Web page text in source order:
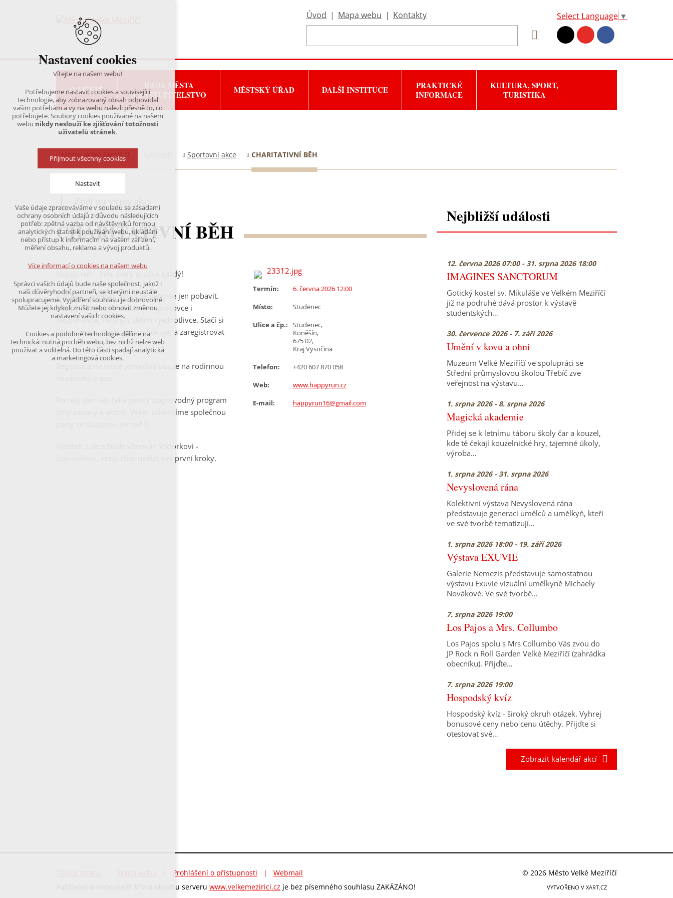
Úvod | Mapa webu | Kontakty Select Language ▼
O MĚSTĚ
RADA MĚSTA
A ZASTUPITELSTVO
MĚSTSKÝ ÚŘAD DALŠÍ INSTITUCE
PRAKTICKÉ
INFORMACE
KULTURA, SPORT,
TURISTIKA
Město Velké Meziříčí Sportovní akce CHARITATIVNÍ BĚH
CHARITATIVNÍ BĚH
Happy run - běh, který si užije každý!
Přijďte si zaběhat, projít se nebo se jen pobavit.
Happy Run je pro všechny – sportovce i
nesportovce, rodiny s dětmi i jednotlivce. Stačí si
vybrat trasu, která vám vyhovuje, a zaregistrovat
se.
Registrace na místě je možná pouze na rodinnou
Po celý den vás čeká pestrý doprovodný program
plný zábavy a aktivit. Večer zakončíme společnou
Výtěžek z akce bude věnován Viktorkovi -
bojovníkovi, který chce udělat své první kroky.
Termín:
6. června 2026 12:00
Místo:
Studenec
Ulice a čp.:
Studenec,
Koněšín,
675 02,
Kraj Vysočina
Telefon:
+420 607 870 058
Web:
www.happyrun.cz
E-mail:
happyrun16@gmail.com
Nejbližší události
12. června 2026 07:00 - 31. srpna 2026 18:00
IMAGINES SANCTORUM
Gotický kostel sv. Mikuláše ve Velkém Meziříčí
již na podruhé dává prostor k výstavě
studentských…
30. července 2026 - 7. září 2026
Umění v kovu a ohni
Muzeum Velké Meziříčí ve spolupráci se
Střední průmyslovou školou Třebíč zve
veřejnost na výstavu…
1. srpna 2026 - 8. srpna 2026
Magická akademie
Přidej se k letnímu táboru školy čar a kouzel,
kde tě čekají kouzelnické hry, tajemné úkoly,
výroba…
1. srpna 2026 - 31. srpna 2026
Nevyslovená rána
Kolektivní výstava Nevyslovená rána
představuje generaci umělců a umělkyň, kteří
ve své tvorbě tematizují…
1. srpna 2026 18:00 - 19. září 2026
Výstava EXUVIE
Galerie Nemezis představuje samostatnou
výstavu Exuvie vizuální umělkyně Michaely
Novákové. Ve své tvorbě…
7. srpna 2026 19:00
Los Pajos a Mrs. Collumbo
Los Pajos spolu s Mrs Collumbo Vás zvou do
JP Rock n Roll Garden Velké Meziříčí (zahrádka
obecníku). Přijďte…
7. srpna 2026 19:00
Hospodský kvíz
Hospodský kvíz - široký okruh otázek. Vyhrej
bonusové ceny nebo cenu útěchy. Přijďte si
otestovat své…
Zobrazit kalendář akcí
Prohlášení o přístupnosti | Webmail
Publikování nebo další šíření obsahu serveru www.velkemezirici.cz je bez písemného souhlasu ZAKÁZÁNO!
© 2026 Město Velké Meziříčí
VYTVOŘENO V XART.CZ
Nastavení cookies
Vítejte na našem webu!
Potřebujeme nastavit cookies a související
technologie, aby zobrazovaný obsah odpovídal
vašim potřebám a vy na webu nalezli přesně to, co
potřebujete. Soubory cookies používané na našem
webu nikdy neslouží ke zjišťování totožnosti
uživatelů stránek.
Přijmout všechny cookies
Nastavit
Technická cookies
nutná pro provozování webu
udržení kontextu stránek (session): případná
přihlášení, volby jazyka, apod.
analytická pro anonymizované vyhodnocení
návštěvnosti
marketingová cookies
(Google,Hotjar,Leadfeeder))
Více informací o cookies na našem webu
Přijmout všechny cookies
Odmítnout vše
Vaše údaje zpracováváme v souladu se zásadami
ochrany osobních údajů z důvodu následujících
potřeb: zpětná vazba od návštěvníků formou
analytických statistik používání webu, ukládání
nebo přístup k informacím na vašem zařízení,
měření obsahu, reklama a vývoj produktů.
Více informací o cookies na našem webu
Správci vašich údajů bude naše společnost, jakož i
naši důvěryhodní partneři, se kterými neustále
spolupracujeme. Vyjádření souhlasu je dobrovolné.
Můžete jej kdykoli zrušit nebo obnovit změnou
nastavení vašich cookies.
Cookies a podobné technologie dělíme na
technická: nutná pro běh webu, bez nichž nelze web
používat a volitelná. Do této části spadají analytická
a marketingová cookies.